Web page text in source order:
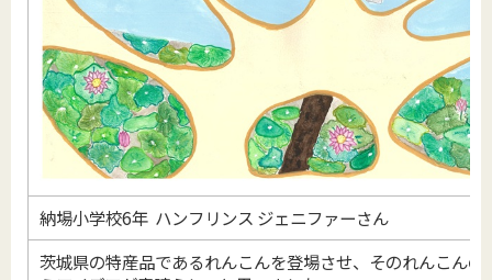
納場小学校6年 ハンフリンス ジェニファーさん
茨城県の特産品であるれんこんを登場させ、そのれんこん